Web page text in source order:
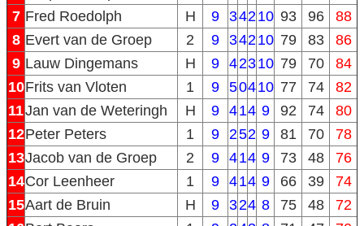
7 Fred Roedolph H 9 34210 93 96
88
8 Evert van de Groep 2 9 34210 79 83
86
9 Lauw Dingemans H 9 42310 79 70
84
10Frits van Vloten 1 9 50410 77 74
82
11Jan van de Weteringh H 9 414 9 92 74
80
12Peter Peters 1 9 252 9 81 70
78
13Jacob van de Groep 2 9 414 9 73 48
76
14Cor Leenheer 1 9 414 9 66 39
74
15Aart de Bruin H 9 324 8 75 48
72